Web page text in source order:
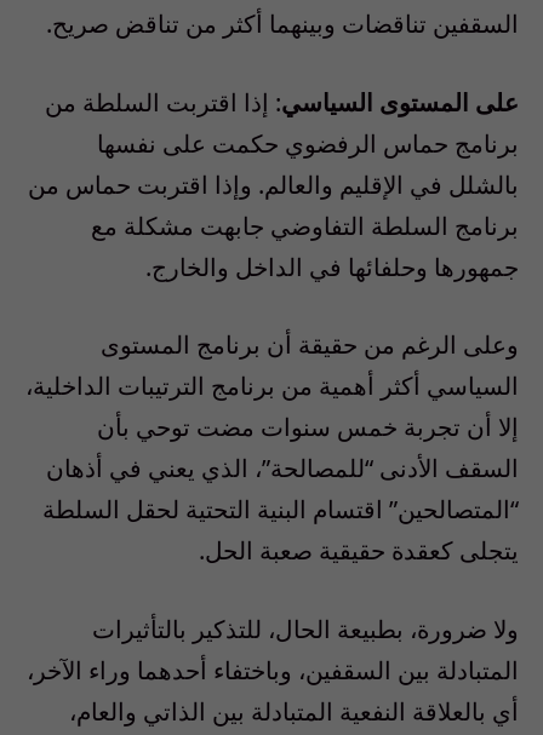
السقفين تناقضات وبينهما أكثر من تناقض صريح.
على المستوى السياسي: إذا اقتربت السلطة من
برنامج حماس الرفضوي حكمت على نفسها
بالشلل في الإقليم والعالم. وإذا اقتربت حماس من
برنامج السلطة التفاوضي جابهت مشكلة مع
جمهورها وحلفائها في الداخل والخارج.
وعلى الرغم من حقيقة أن برنامج المستوى
السياسي أكثر أهمية من برنامج الترتيبات الداخلية،
إلا أن تجربة خمس سنوات مضت توحي بأن
السقف الأدنى “للمصالحة”، الذي يعني في أذهان
“المتصالحين” اقتسام البنية التحتية لحقل السلطة
يتجلى كعقدة حقيقية صعبة الحل.
ولا ضرورة، بطبيعة الحال، للتذكير بالتأثيرات
المتبادلة بين السقفين، وباختفاء أحدهما وراء الآخر،
أي بالعلاقة النفعية المتبادلة بين الذاتي والعام،